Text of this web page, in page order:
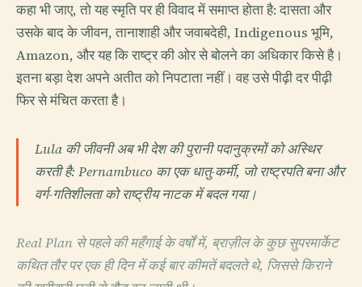
कहा भी जाए, तो यह स्मृति पर ही विवाद में समाप्त होता है: दासता और
उसके बाद के जीवन, तानाशाही और जवाबदेही, Indigenous भूमि,
Amazon, और यह कि राष्ट्र की ओर से बोलने का अधिकार किसे है।
इतना बड़ा देश अपने अतीत को निपटाता नहीं। वह उसे पीढ़ी दर पीढ़ी
फिर से मंचित करता है।
Lula की जीवनी अब भी देश की पुरानी पदानुक्रमों को अस्थिर
करती है: Pernambuco का एक धातु-कर्मी, जो राष्ट्रपति बना और
वर्ग-गतिशीलता को राष्ट्रीय नाटक में बदल गया।
Real Plan से पहले की महँगाई के वर्षों में, ब्राज़ील के कुछ सुपरमार्केट
कथित तौर पर एक ही दिन में कई बार कीमतें बदलते थे, जिससे किराने